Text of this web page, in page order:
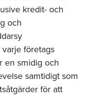
kredit- och
och
företags
en smidig och
samtidigt som
för att